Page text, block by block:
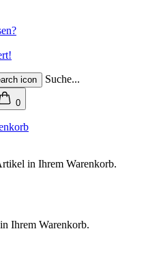
Suche...
0
in Ihrem Warenkorb.
Ihrem Warenkorb.